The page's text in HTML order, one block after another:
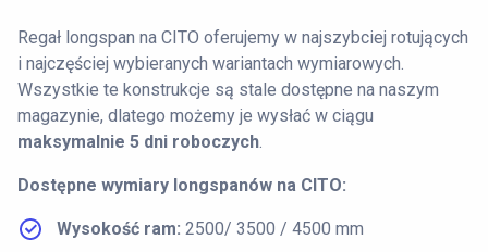
Regał longspan na CITO oferujemy w najszybciej rotujących
i najczęściej wybieranych wariantach wymiarowych.
Wszystkie te konstrukcje są stale dostępne na naszym
magazynie, dlatego możemy je wysłać w ciągu
maksymalnie 5 dni roboczych.
Dostępne wymiary longspanów na CITO:
Wysokość ram: 2500/ 3500 / 4500 mm